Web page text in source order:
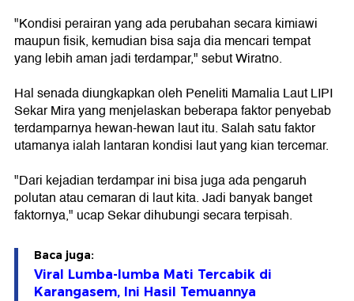
"Kondisi perairan yang ada perubahan secara kimiawi
maupun fisik, kemudian bisa saja dia mencari tempat
yang lebih aman jadi terdampar," sebut Wiratno.
Hal senada diungkapkan oleh Peneliti Mamalia Laut LIPI
Sekar Mira yang menjelaskan beberapa faktor penyebab
terdamparnya hewan-hewan laut itu. Salah satu faktor
utamanya ialah lantaran kondisi laut yang kian tercemar.
"Dari kejadian terdampar ini bisa juga ada pengaruh
polutan atau cemaran di laut kita. Jadi banyak banget
faktornya," ucap Sekar dihubungi secara terpisah.
Baca juga:
Viral Lumba-lumba Mati Tercabik di
Karangasem, Ini Hasil Temuannya